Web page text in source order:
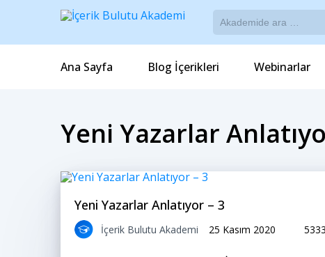
Ana Sayfa Blog İçerikleri Webinarlar
Yeni Yazarlar
Yeni Yazarlar Anlatıyor – 3
İçerik Bulutu Akademi 25 Kasım 2020 5333